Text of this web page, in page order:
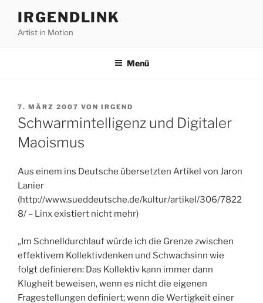
Inhalt
springen
IRGENDLINK
Artist in Motion
Menü
VERÖFFENTLICHT
AM
7. MÄRZ 2007 VON IRGEND
Schwarmintelligenz und Digitaler
Maoismus
Aus einem ins Deutsche übersetzten Artikel von Jaron
Lanier
(http://www.sueddeutsche.de/kultur/artikel/306/7822
8/ – Linx existiert nicht mehr)
„Im Schnelldurchlauf würde ich die Grenze zwischen
effektivem Kollektivdenken und Schwachsinn wie
folgt definieren: Das Kollektiv kann immer dann
Klugheit beweisen, wenn es nicht die eigenen
Fragestellungen definiert; wenn die Wertigkeit einer